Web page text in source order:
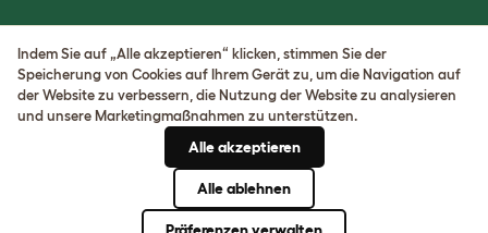
DAS UNERWARTETE
FRAGEN. DAS
HERAUSRAGENDE
ERFINDEN.
Indem Sie auf „Alle akzeptieren“ klicken, stimmen Sie der
Speicherung von Cookies auf Ihrem Gerät zu, um die Navigation auf
der Website zu verbessern, die Nutzung der Website zu analysieren
und unsere Marketingmaßnahmen zu unterstützen.
Alle akzeptieren
Alle ablehnen